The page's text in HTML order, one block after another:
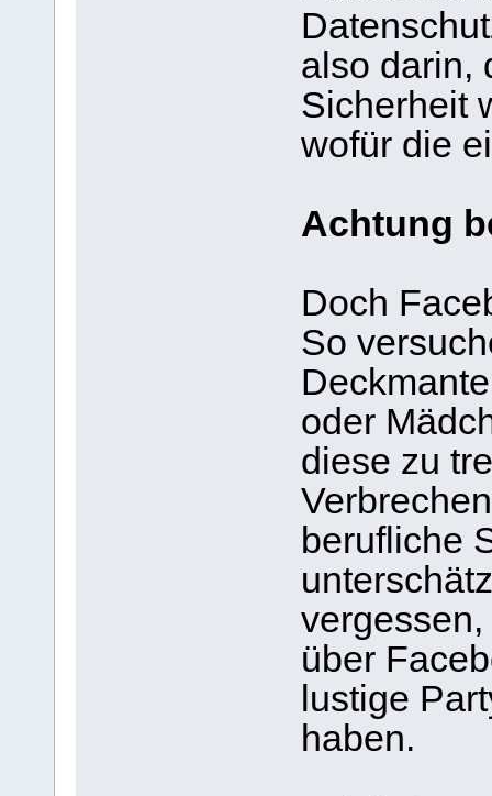
also darin,
Sicherheit
wofür die
Achtung
Doch
So
oder
diese zu
berufliche
über
lustige
haben.